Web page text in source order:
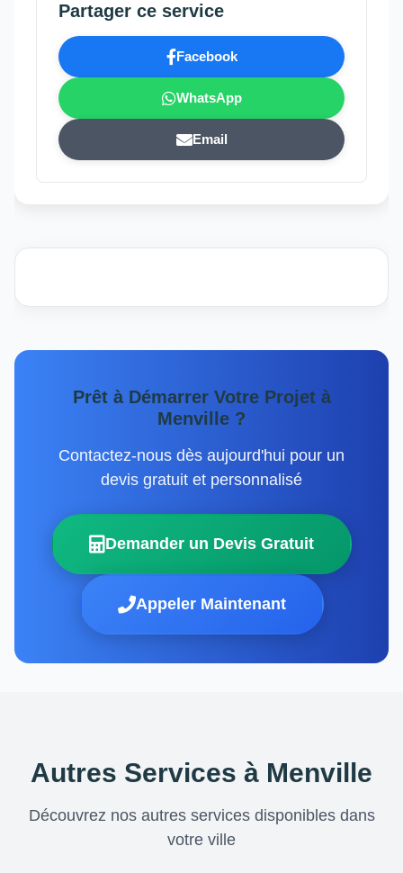
Partager ce service
Facebook
WhatsApp
Email
Prêt à Démarrer Votre Projet à
Menville ?
Contactez-nous dès aujourd'hui pour un
devis gratuit et personnalisé
Demander un Devis Gratuit
Appeler Maintenant
Autres Services à Menville
Découvrez nos autres services disponibles dans
votre ville